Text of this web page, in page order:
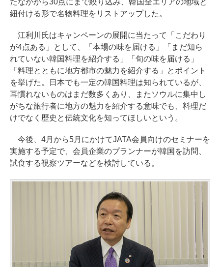
たなかから30点にまで絞り込み、韓国全エリアの地域と
紐付ける形で名物料理をリストアップした。
江利川氏はキャンペーンの展開に当たって「こだわり
が4点ある」として、「本場の味を届ける」「まだ知ら
れていない韓国料理を紹介する」「旬の味を届ける」
「料理とともに地方都市の魅力を紹介する」とポイント
を挙げた。日本でも一定の韓国料理は知られているが、
耳慣れないものはまだ数多くあり、またソウルに集中し
がちな旅行者に地方の魅力を紹介する意味でも、料理だ
けでなく歴史と伝統文化を知ってほしいという。
今後、4月から5月にかけてJATA会員向けのセミナーを
実施する予定で、会員企業のプランナーが韓国を訪問、
試食する視察ツアーなどを検討している。